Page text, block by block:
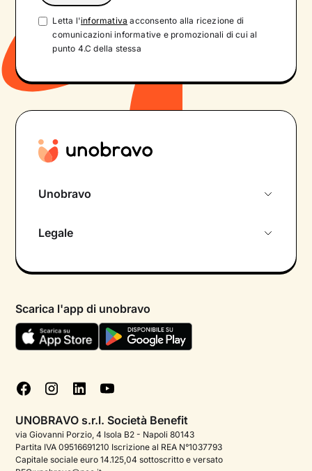
Letta l'informativa acconsento alla ricezione di
comunicazioni informative e promozionali di cui al
punto 4.C della stessa
Unobravo
Psicologo in chat
Aiuto urgente
FAQ
Podcast di psicologia
Corporate
Legale
Termini e condizioni
Informativa Privacy
Cookie policy
Gestisci cookie
Scarica l'app di unobravo
UNOBRAVO s.r.l. Società Benefit
via Giovanni Porzio, 4 Isola B2 - Napoli 80143
Partita IVA 09516691210 Iscrizione al REA N°1037793
Capitale sociale euro 14.125,04 sottoscritto e versato